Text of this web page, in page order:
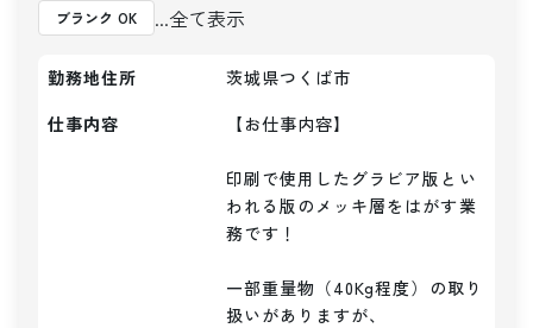
ブランク OK ...全て表示
勤務地住所
茨城県つくば市
仕事内容
【お仕事内容】
印刷で使用したグラビア版とい
われる版のメッキ層をはがす業
務です！
一部重量物（40Kg程度）の取り
扱いがありますが、